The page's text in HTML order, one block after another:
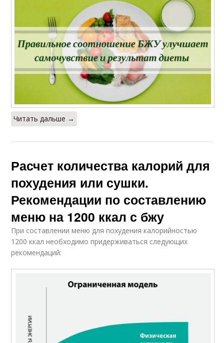
Читать дальше →
Расчет количества калорий для
похудения или сушки.
Рекомендации по составлению
меню на 1200 ккал с бжу
При составлении меню для похудения калорийностью
1200 ккал необходимо придерживаться следующих
рекомендаций: